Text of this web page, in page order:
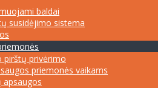
baldai
susidėjimo sistema
pirštų privėrimo
priemonės vaikams
apsaugos